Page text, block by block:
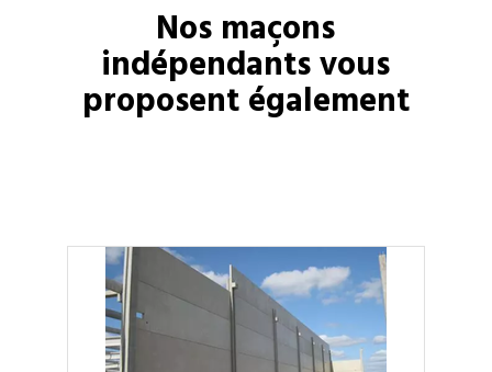
Nos maçons
indépendants vous
proposent également